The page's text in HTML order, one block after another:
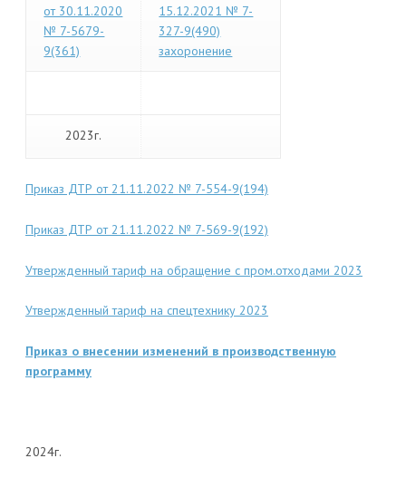
от 30.11.2020
№ 7-5679-
9(361)
15.12.2021 № 7-
327-9(490)
захоронение
2023г.
Приказ ДТР от 21.11.2022 № 7-554-9(194)
Приказ ДТР от 21.11.2022 № 7-569-9(192)
Утвержденный тариф на обращение с пром.отходами 2023
Утвержденный тариф на спецтехнику 2023
Приказ о внесении изменений в производственную
программу
2024г.